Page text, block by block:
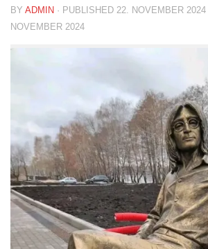
BY ADMIN · PUBLISHED 22. NOVEMBER 2024
NOVEMBER 2024